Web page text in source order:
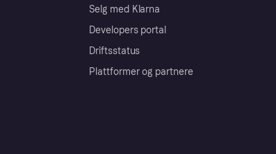
Selg med Klarna
Developers portal
Driftsstatus
Plattformer og partnere